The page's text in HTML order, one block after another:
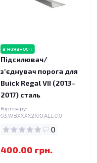
в наявності
Підсилювач/
зʼєднувач порога для
Buick Regal VII (2013–
2017) сталь
Код товару:
03.WBXXXX2100.ALL.0.0
0
400.00 грн.